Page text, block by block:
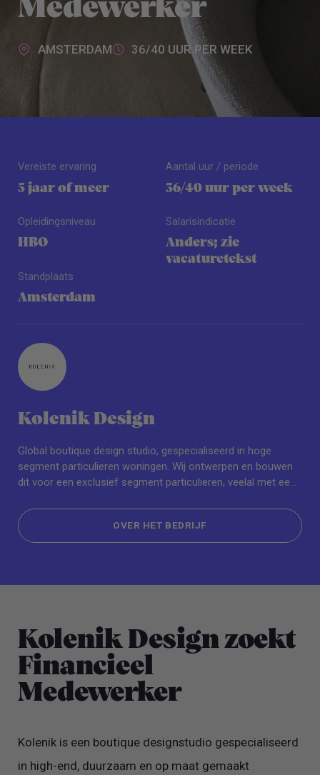
Medewerker
AMSTERDAM 36/40 UUR PER WEEK
Vereiste ervaring
5 jaar of meer
Opleidingsniveau
HBO
Standplaats
Amsterdam
Aantal uur / periode
36/40 uur per week
Salarisindicatie
Anders; zie
vacaturetekst
Kolenik Design
Global boutique design studio, gespecialiseerd in hoge
segment particulieren woningen. Wij ontwerpen en bouwen
dit voor een exclusief segment particulieren, veelal met een
OVER HET BEDRIJF
Kolenik Design zoekt
Financieel
Medewerker
Kolenik is een boutique designstudio gespecialiseerd
in high-end, duurzaam en op maat gemaakt